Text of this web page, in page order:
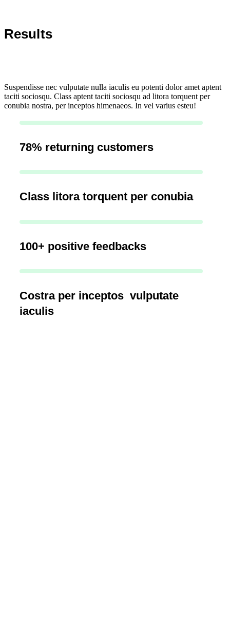
Results
Suspendisse nec vulputate nulla iaculis eu potenti dolor amet aptent
taciti sociosqu. Class aptent taciti sociosqu ad litora torquent per
conubia nostra, per inceptos himenaeos. In vel varius esteu!
78% returning customers
Class litora torquent per conubia
100+ positive feedbacks
Costra per inceptos vulputate
iaculis